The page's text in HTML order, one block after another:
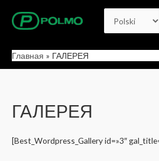
Выбрать
Главная ГАЛЕРЕЯ
ГАЛЕРЕЯ
[Best_Wordpress_Gallery id=»3″